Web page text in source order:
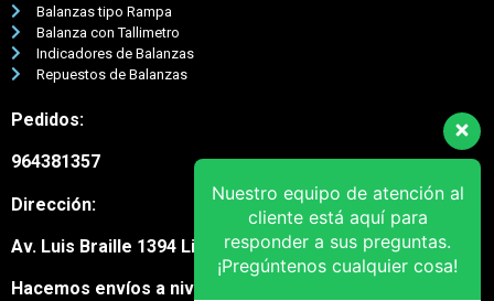
Balanzas tipo Rampa
Balanza con Tallimetro
Indicadores de Balanzas
Repuestos de Balanzas
Pedidos:
964381357
Dirección:
Av. Luis Braille 1394 Lima Cercado
Hacemos envíos a nivel nacional
Nuestro equipo de atención al
cliente está aquí para
responder a sus preguntas.
¡Pregúntenos cualquier cosa!